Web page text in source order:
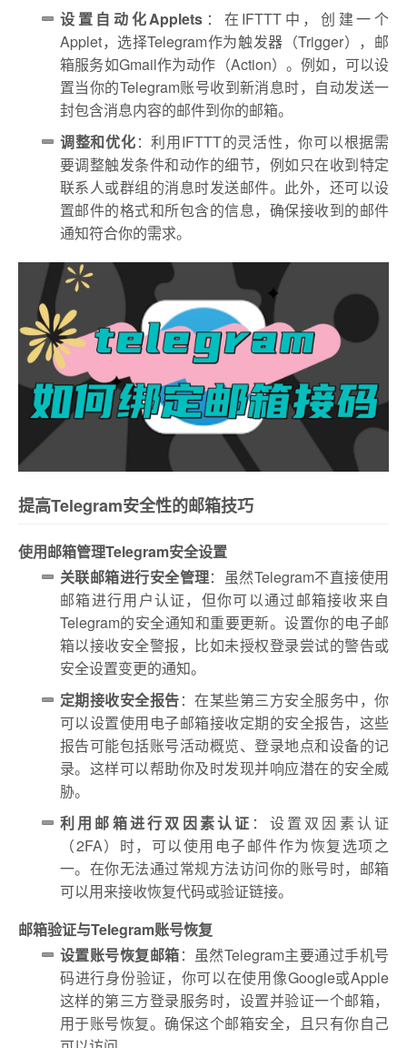
设置自动化Applets ：在IFTTT中，创建一个
Applet，选择Telegram作为触发器（Trigger），邮
箱服务如Gmail作为动作（Action）。例如，可以设
置当你的Telegram账号收到新消息时，自动发送一
封包含消息内容的邮件到你的邮箱。
调整和优化：利用IFTTT的灵活性，你可以根据需
要调整触发条件和动作的细节，例如只在收到特定
联系人或群组的消息时发送邮件。此外，还可以设
置邮件的格式和所包含的信息，确保接收到的邮件
通知符合你的需求。
提高Telegram安全性的邮箱技巧
使用邮箱管理Telegram安全设置
关联邮箱进行安全管理：虽然Telegram不直接使用
邮箱进行用户认证，但你可以通过邮箱接收来自
Telegram的安全通知和重要更新。设置你的电子邮
箱以接收安全警报，比如未授权登录尝试的警告或
安全设置变更的通知。
定期接收安全报告：在某些第三方安全服务中，你
可以设置使用电子邮箱接收定期的安全报告，这些
报告可能包括账号活动概览、登录地点和设备的记
录。这样可以帮助你及时发现并响应潜在的安全威
胁。
利用邮箱进行双因素认证 ：设置双因素认证
（2FA）时，可以使用电子邮件作为恢复选项之
一。在你无法通过常规方法访问你的账号时，邮箱
可以用来接收恢复代码或验证链接。
邮箱验证与Telegram账号恢复
设置账号恢复邮箱：虽然Telegram主要通过手机号
码进行身份验证，你可以在使用像Google或Apple
这样的第三方登录服务时，设置并验证一个邮箱，
用于账号恢复。确保这个邮箱安全，且只有你自己